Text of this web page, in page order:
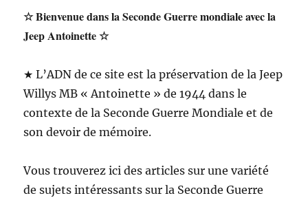
☆ Bienvenue dans la Seconde Guerre mondiale avec la
Jeep Antoinette ☆
★ L’ADN de ce site est la préservation de la Jeep
Willys MB « Antoinette » de 1944 dans le
contexte de la Seconde Guerre Mondiale et de
son devoir de mémoire.
Vous trouverez ici des articles sur une variété
de sujets intéressants sur la Seconde Guerre